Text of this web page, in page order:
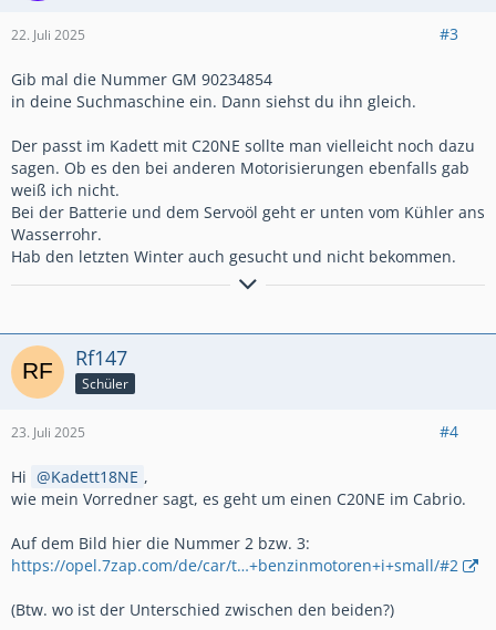
22. Juli 2025 #3
Gib mal die Nummer GM 90234854
in deine Suchmaschine ein. Dann siehst du ihn gleich.
Der passt im Kadett mit C20NE sollte man vielleicht noch dazu
sagen. Ob es den bei anderen Motorisierungen ebenfalls gab
weiß ich nicht.
Bei der Batterie und dem Servoöl geht er unten vom Kühler ans
Wasserrohr.
Hab den letzten Winter auch gesucht und nicht bekommen.
1999-2001 1988erKadett E GSi
2004-2008 1994erAstra F Irmscher Caravan C20LET Umbau
2024-........ 1990er
Rf147
Schüler
23. Juli 2025 #4
Hi Kadett18NE ,
wie mein Vorredner sagt, es geht um einen C20NE im Cabrio.
Auf dem Bild hier die Nummer 2 bzw. 3:
https://opel.7zap.com/de/car/t…+benzinmotoren+i+small/#2
(Btw. wo ist der Unterschied zwischen den beiden?)